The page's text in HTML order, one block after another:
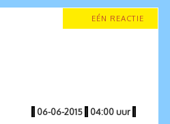
EÉN REACTIE
| 06-06-2015 | 04:00 uur |